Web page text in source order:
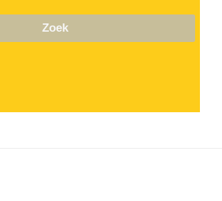
Zoek